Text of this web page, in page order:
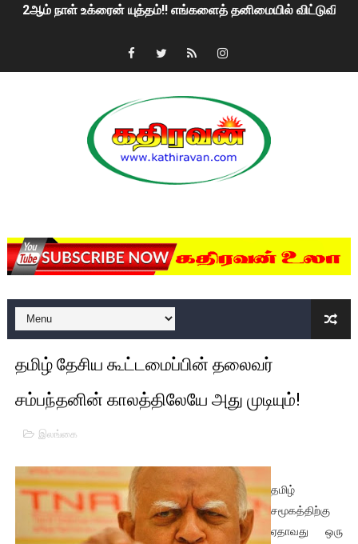
கதிரவன் வாசகர்களுக்கு இனிய பொங்கல் புத்தாண்டு
மகிந்த ராஜபக்சே பதவி விலக திட்டம்?
காணாமல் போகும் பிள்ளையார்கள்!
குண்டை தூக்கிப்போட்ட ஆய்வு…. இந்தியாவின் “கோவிஷீல்டு”
ஏர்போர்ட்டில் உதைத்த நபர் யார், என்ன நடந்தது?: உண்மையை
சீனா இலங்கையிடம் 8 மில்லியன் அமெரிக்க டொலர் நட்டஈடு
01/11/2021 Scotland ல் நடைபெறும் கண்டனப்
பாலச்சந்திரன் மற்றும் தன்னிடம் படித்த மாணவர்கள் தொடர்பில்
பிரிட்டனால் கடத்தப்படும் நிலையில் இலங்கைத் தமிழ் குடும்பம்!!
வர்ராரு...வர்ராரு... அண்ணாத்த : ரஜினிக்காக இலங்கை
தடுப்பூசியை பெற்றுக் கொள்ளக் கூடிய இடங்கள்...
சிறுமியை பாலியல் வன்கொடுமை செய்த முதியவருக்கு
தமிழ் தேசிய கூட்டமைப்பின் தலைவர்
சம்பந்தனின் காலத்திலேயே அது முடியும்!
இலங்கை
தமிழ்
சமூகத்திற்கு
ஏதாவது ஒரு